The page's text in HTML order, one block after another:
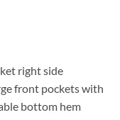
right side
front pockets with
bottom hem